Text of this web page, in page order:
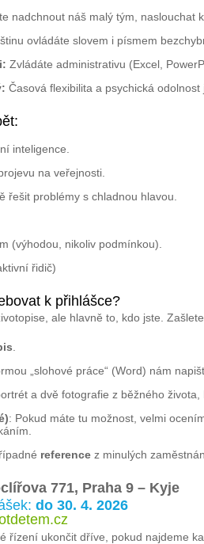
nadchnout náš malý tým, naslouchat
ovládáte slovem i písmem
Zvládáte administrativu (Excel,
Časová flexibilita a psychická
inteligence.
na veřejnosti.
řešit problémy s chladnou hlavou.
(výhodou, nikoliv podmínkou).
řidič)
k přihlášce?
ale hlavně to, kdo jste.
„slohové práce“ (Word) nám
a dvě fotografie z běžného
: Pokud máte tu možnost, velmi
reference z minulých
771, Praha 9 – Kyje
do 30. 4. 2026
řízení ukončit dříve, pokud najdeme